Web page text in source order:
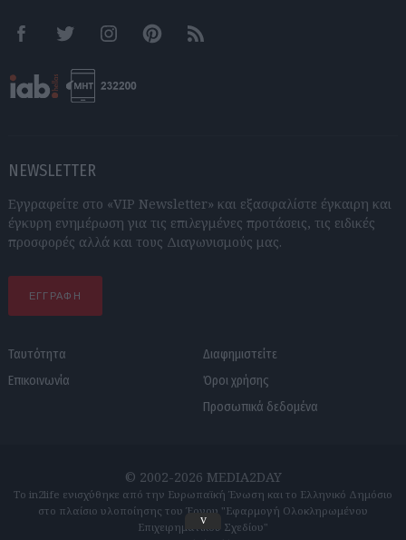
FacebookTwitter InstagramPinterestRSS feeds
NEWSLETTER
Εγγραφείτε στο «VIP Newsletter» και εξασφαλίστε έγκαιρη και
έγκυρη ενημέρωση για τις επιλεγμένες προτάσεις, τις ειδικές
προσφορές αλλά και τους Διαγωνισμούς μας.
ΕΓΓΡΑΦΗ
Ταυτότητα
Επικοινωνία
Διαφημιστείτε
Όροι χρήσης
Προσωπικά δεδομένα
© 2002-2026 MEDIA2DAY
Το in2life ενισχύθηκε από την Ευρωπαϊκή Ένωση και το Ελληνικό Δημόσιο
στο πλαίσιο υλοποίησης του Έργου "Εφαρμογή Ολοκληρωμένου
Επιχειρηματικού Σχεδίου"
v